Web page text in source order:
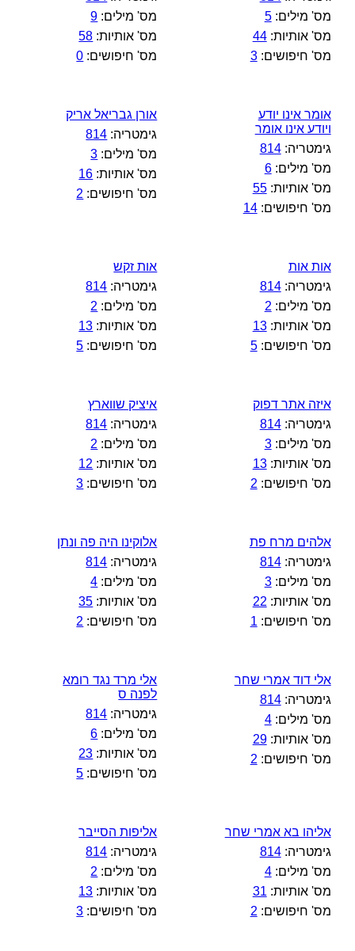
מס' מילים:5
מס' אותיות:44
מס' חיפושים:3
מס' מילים: 9
מס' אותיות: 58
מס' חיפושים: 0
אומר אינו יודע
ויודע אינו אומר
גימטריה:814
מס' מילים:6
מס' אותיות:55
מס' חיפושים:14
אורן גבריאל אריק
גימטריה: 814
מס' מילים: 3
מס' אותיות: 16
מס' חיפושים: 2
אות אות
גימטריה:814
מס' מילים: 2
מס' אותיות:13
מס' חיפושים:5
אות זקש
גימטריה: 814
מס' מילים: 2
מס' אותיות: 13
מס' חיפושים: 5
איזה אתר דפוק
גימטריה:814
מס' מילים:3
מס' אותיות:13
מס' חיפושים: 2
איציק שווארץ
גימטריה: 814
מס' מילים: 2
מס' אותיות: 12
מס' חיפושים: 3
אלהים מרח פת
גימטריה:814
מס' מילים:3
מס' אותיות: 22
מס' חיפושים: 1
אלוקינו היה פה ונתן
גימטריה: 814
מס' מילים: 4
מס' אותיות: 35
מס' חיפושים: 2
אלי דוד אמרי שחר
גימטריה:814
מס' מילים:4
מס' אותיות:29
מס' חיפושים: 2
אלי מרד נגד רומא
לפנה ס
גימטריה: 814
מס' מילים: 6
מס' אותיות: 23
מס' חיפושים: 5
אליהו בא אמרי שחר
גימטריה:814
מס' מילים:4
מס' אותיות: 31
מס' חיפושים: 2
אליפות הסייבר
גימטריה: 814
מס' מילים: 2
מס' אותיות: 13
מס' חיפושים: 3